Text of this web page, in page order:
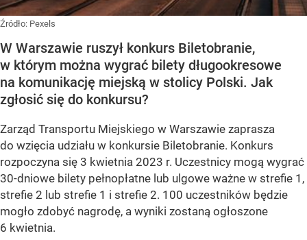
Źródło: Pexels
W Warszawie ruszył konkurs Biletobranie,
w którym można wygrać bilety długookresowe
na komunikację miejską w stolicy Polski. Jak
zgłosić się do konkursu?
Zarząd Transportu Miejskiego w Warszawie zaprasza
do wzięcia udziału w konkursie Biletobranie. Konkurs
rozpoczyna się 3 kwietnia 2023 r. Uczestnicy mogą wygrać
30-dniowe bilety pełnopłatne lub ulgowe ważne w strefie 1,
strefie 2 lub strefie 1 i strefie 2. 100 uczestników będzie
mogło zdobyć nagrodę, a wyniki zostaną ogłoszone
6 kwietnia.